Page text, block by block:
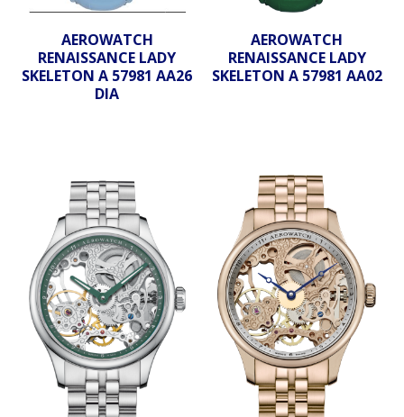
AEROWATCH
RENAISSANCE LADY
SKELETON A 57981 AA26
DIA
AEROWATCH
RENAISSANCE LADY
SKELETON A 57981 AA02